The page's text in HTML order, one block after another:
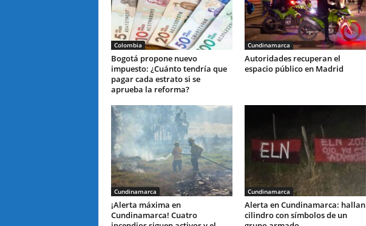
Colombia
Bogotá propone nuevo
impuesto: ¿Cuánto tendría que
pagar cada estrato si se
aprueba la reforma?
Cundinamarca
Autoridades recuperan el
espacio público en Madrid
Cundinamarca
¡Alerta máxima en
Cundinamarca! Cuatro
Cundinamarca
Alerta en Cundinamarca: hallan
cilindro con símbolos de un